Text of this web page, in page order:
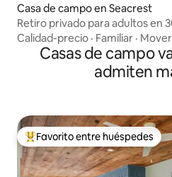
Casa de campo en Seacrest
Retiro privado para adultos en
bicicletas
Calidad-precio · Familiar ·
Casas de campo
admiten
Favorito entre huéspedes
Favorito entre huéspedes